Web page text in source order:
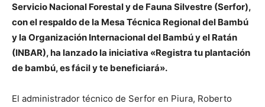
Servicio Nacional Forestal y de Fauna Silvestre (Serfor),
con el respaldo de la Mesa Técnica Regional del Bambú
y la Organización Internacional del Bambú y el Ratán
(INBAR), ha lanzado la iniciativa «Registra tu plantación
de bambú, es fácil y te beneficiará».
El administrador técnico de Serfor en Piura, Roberto